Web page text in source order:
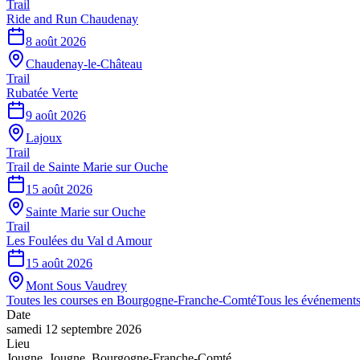
Trail
Ride and Run Chaudenay
8 août 2026
Chaudenay-le-Château
Trail
Rubatée Verte
9 août 2026
Lajoux
Trail
Trail de Sainte Marie sur Ouche
15 août 2026
Sainte Marie sur Ouche
Trail
Les Foulées du Val d Amour
15 août 2026
Mont Sous Vaudrey
Toutes les courses en Bourgogne-Franche-ComtéTous les événements
Date
samedi 12 septembre 2026
Lieu